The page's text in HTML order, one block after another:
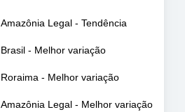
Amazônia Legal - Tendência
Brasil - Melhor variação
Roraima - Melhor variação
Amazônia Legal - Melhor variação